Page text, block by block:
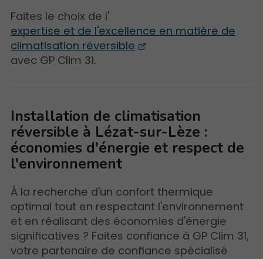
Faites le choix de l'
expertise et de l'excellence en matière de
climatisation réversible
avec GP Clim 31.
Installation de climatisation
réversible à Lézat-sur-Lèze :
économies d'énergie et respect de
l'environnement
À la recherche d'un confort thermique
optimal tout en respectant l'environnement
et en réalisant des économies d'énergie
significatives ? Faites confiance à GP Clim 31,
votre partenaire de confiance spécialisé